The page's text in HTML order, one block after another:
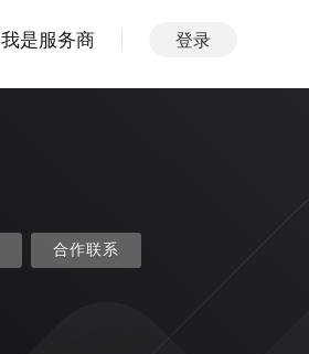
我是服务商 登录
合作联系